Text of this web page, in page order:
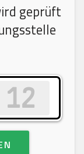
geprüft